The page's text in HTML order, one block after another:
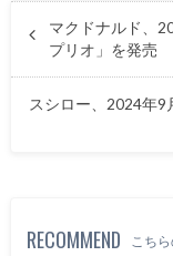
マクドナルド、
プリオ」を発売
スシロー、2024年9
RECOMMEND こち